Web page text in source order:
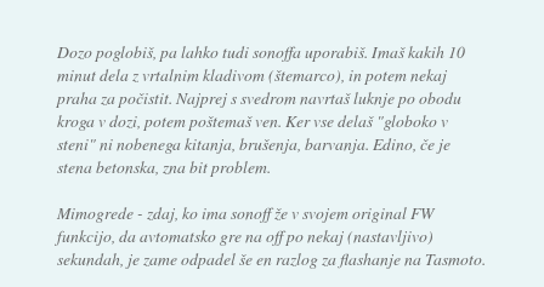
Dozo poglobiš, pa lahko tudi sonoffa uporabiš. Imaš kakih 10
minut dela z vrtalnim kladivom (štemarco), in potem nekaj
praha za počistit. Najprej s svedrom navrtaš luknje po obodu
kroga v dozi, potem poštemaš ven. Ker vse delaš "globoko v
steni" ni nobenega kitanja, brušenja, barvanja. Edino, če je
stena betonska, zna bit problem.
Mimogrede - zdaj, ko ima sonoff že v svojem original FW
funkcijo, da avtomatsko gre na off po nekaj (nastavljivo)
sekundah, je zame odpadel še en razlog za flashanje na Tasmoto.